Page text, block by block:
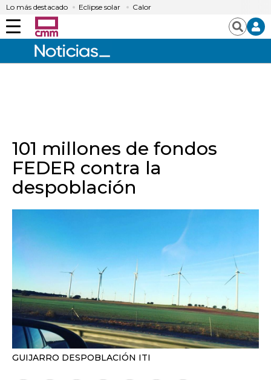
Lo más destacado Eclipse solar Calor
Menú Buscar
101 millones de fondos
FEDER contra la
despoblación
GUIJARRO DESPOBLACIÓN ITI